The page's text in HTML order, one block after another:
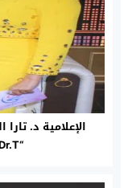
الإعلامية د.
“Dr.T” بتجربة أكثر جرأة وتطورًا